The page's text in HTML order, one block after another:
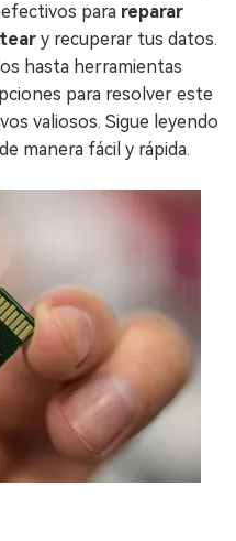
para reparar
y recuperar tus datos.
hasta herramientas
para resolver este
valiosos. Sigue leyendo
manera fácil y rápida.